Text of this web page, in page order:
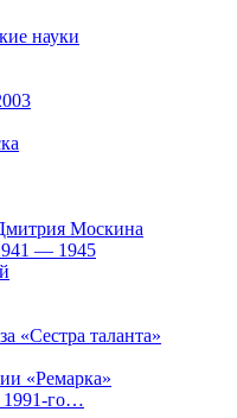
науки
Москина
— 1945
«Сестра таланта»
«Ремарка»
1991-го…